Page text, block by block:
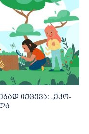
იქცევა: „ეკო-